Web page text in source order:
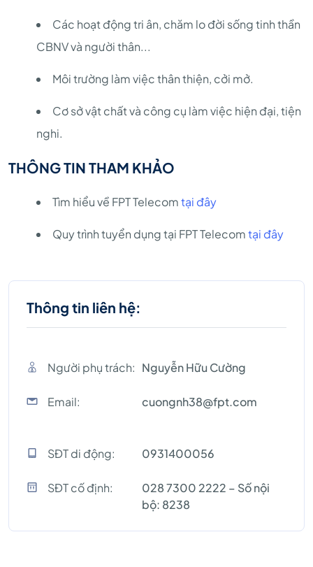
Các hoạt động tri ân, chăm lo đời sống tinh thần
CBNV và người thân...
Môi trường làm việc thân thiện, cởi mở.
Cơ sở vật chất và công cụ làm việc hiện đại, tiện
nghi.
THÔNG TIN THAM KHẢO
Tìm hiểu về FPT Telecomtại đây
Quy trình tuyển dụng tại FPT Telecomtại đây
Thông tin liên hệ:
Người phụ trách: Nguyễn Hữu Cường
Email: cuongnh38@fpt.com
SĐT di động: 0931400056
SĐT cố định:
028 7300 2222 – Số nội
bộ: 8238